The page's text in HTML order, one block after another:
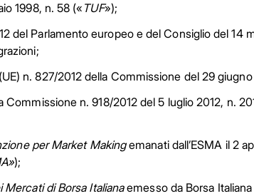
1998, n. 58 (« TUF»);
del Parlamento europeo e del Consiglio del 14
n. 827/2012 della Commissione del 29 giugno
Commissione n. 918/2012 del 5 luglio 2012, n.
per Market Makingemanati dall’ESMA il 2
);
di Borsa Italianaemesso da Borsa